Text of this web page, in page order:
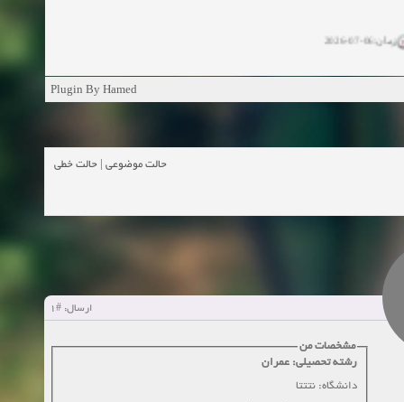
04-2025
زمان:11-11-2024
زمان:10-28-2024
زمان:10-21-2024
زمان:10-13-2024
Plugin By Hamed
حالت موضوعی حالت خطی
ارسال: #1
مشخصات من
رشته تحصیلی: عمران
دانشگاه: نتتتا